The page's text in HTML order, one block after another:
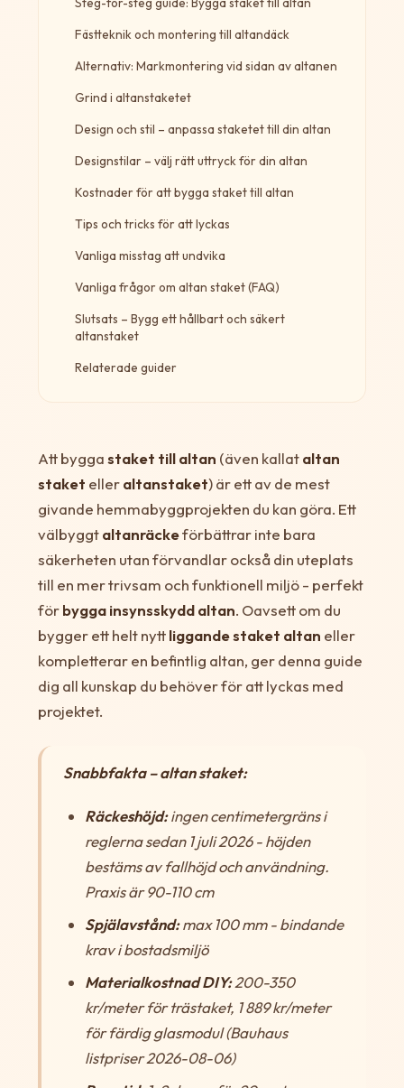
Fästteknik och montering till altandäck
Alternativ: Markmontering vid sidan av altanen
Grind i altanstaketet
Design och stil – anpassa staketet till din altan
Designstilar – välj rätt uttryck för din altan
Kostnader för att bygga staket till altan
Tips och tricks för att lyckas
Vanliga misstag att undvika
Vanliga frågor om altan staket (FAQ)
Slutsats – Bygg ett hållbart och säkert
altanstaket
Relaterade guider
Att byggastaket till altan (även kallataltan
staket elleraltanstaket) är ett av de mest
givande hemmabyggprojekten du kan göra. Ett
välbyggtaltanräckeförbättrar inte bara
säkerheten utan förvandlar också din uteplats
till en mer trivsam och funktionell miljö - perfekt
förbygga insynsskydd altan. Oavsett om du
bygger ett helt nyttliggande staket altan eller
kompletterar en befintlig altan, ger denna guide
dig all kunskap du behöver för att lyckas med
projektet.
Snabbfakta – altan staket:
Räckeshöjd:ingen centimetergräns i
reglerna sedan 1 juli 2026 - höjden
bestäms av fallhöjd och användning.
Praxis är 90-110 cm
Spjälavstånd:max 100 mm - bindande
krav i bostadsmiljö
Materialkostnad DIY:200-350
kr/meter för trästaket, 1 889 kr/meter
för färdig glasmodul (Bauhaus
listpriser 2026-08-06)